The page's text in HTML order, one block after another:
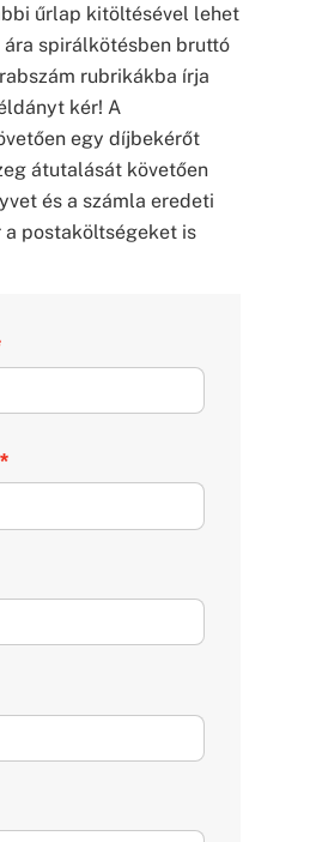
űrlap kitöltésével lehet
ára spirálkötésben bruttó
rubrikákba írja
kér! A
egy díjbekérőt
átutalását követően
és a számla eredeti
a postaköltségeket is